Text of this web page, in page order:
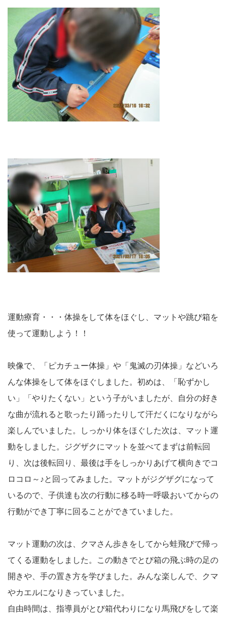
運動療育・・・体操をして体をほぐし、マットや跳び箱を
使って運動しよう！！
映像で、「ピカチュー体操」や「鬼滅の刃体操」などいろ
んな体操をして体をほぐしました。初めは、「恥ずかし
い」「やりたくない」という子がいましたが、自分の好き
な曲が流れると歌ったり踊ったりして汗だくになりながら
楽しんでいました。しっかり体をほぐした次は、マット運
動をしました。ジグザクにマットを並べてまずは前転回
り、次は後転回り、最後は手をしっかりあげて横向きでコ
ロコロ～♪と回ってみました。マットがジグザグになって
いるので、子供達も次の行動に移る時一呼吸おいてからの
行動ができ丁寧に回ることができていました。
マット運動の次は、クマさん歩きをしてから蛙飛びで帰っ
てくる運動をしました。この動きでとび箱の飛ぶ時の足の
開きや、手の置き方を学びました。みんな楽しんで、クマ
やカエルになりきっていました。
自由時間は、指導員がとび箱代わりになり馬飛びをして楽